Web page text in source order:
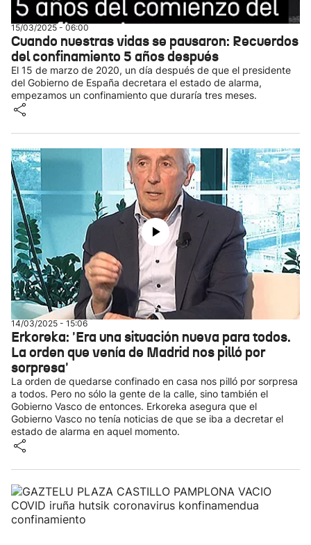
15/03/2025 - 06:00
Cuando nuestras vidas se pausaron: Recuerdos
del confinamiento 5 años después
El 15 de marzo de 2020, un día después de que el presidente
del Gobierno de España decretara el estado de alarma,
empezamos un confinamiento que duraría tres meses.
14/03/2025 - 15:06
Erkoreka: 'Era una situación nueva para todos.
La orden que venía de Madrid nos pilló por
sorpresa'
La orden de quedarse confinado en casa nos pilló por sorpresa
a todos. Pero no sólo la gente de la calle, sino también el
Gobierno Vasco de entonces. Erkoreka asegura que el
Gobierno Vasco no tenía noticias de que se iba a decretar el
estado de alarma en aquel momento.